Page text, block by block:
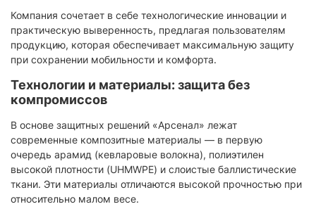
Компания сочетает в себе технологические инновации и
практическую выверенность, предлагая пользователям
продукцию, которая обеспечивает максимальную защиту
при сохранении мобильности и комфорта.
Технологии и материалы: защита без
компромиссов
В основе защитных решений «Арсенал» лежат
современные композитные материалы — в первую
очередь арамид (кевларовые волокна), полиэтилен
высокой плотности (UHMWPE) и слоистые баллистические
ткани. Эти материалы отличаются высокой прочностью при
относительно малом весе.